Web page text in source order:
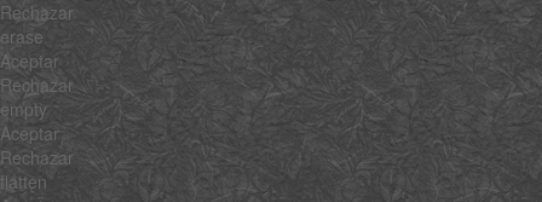
Rechazar
erase
Aceptar
Rechazar
empty
Aceptar
Rechazar
flatten